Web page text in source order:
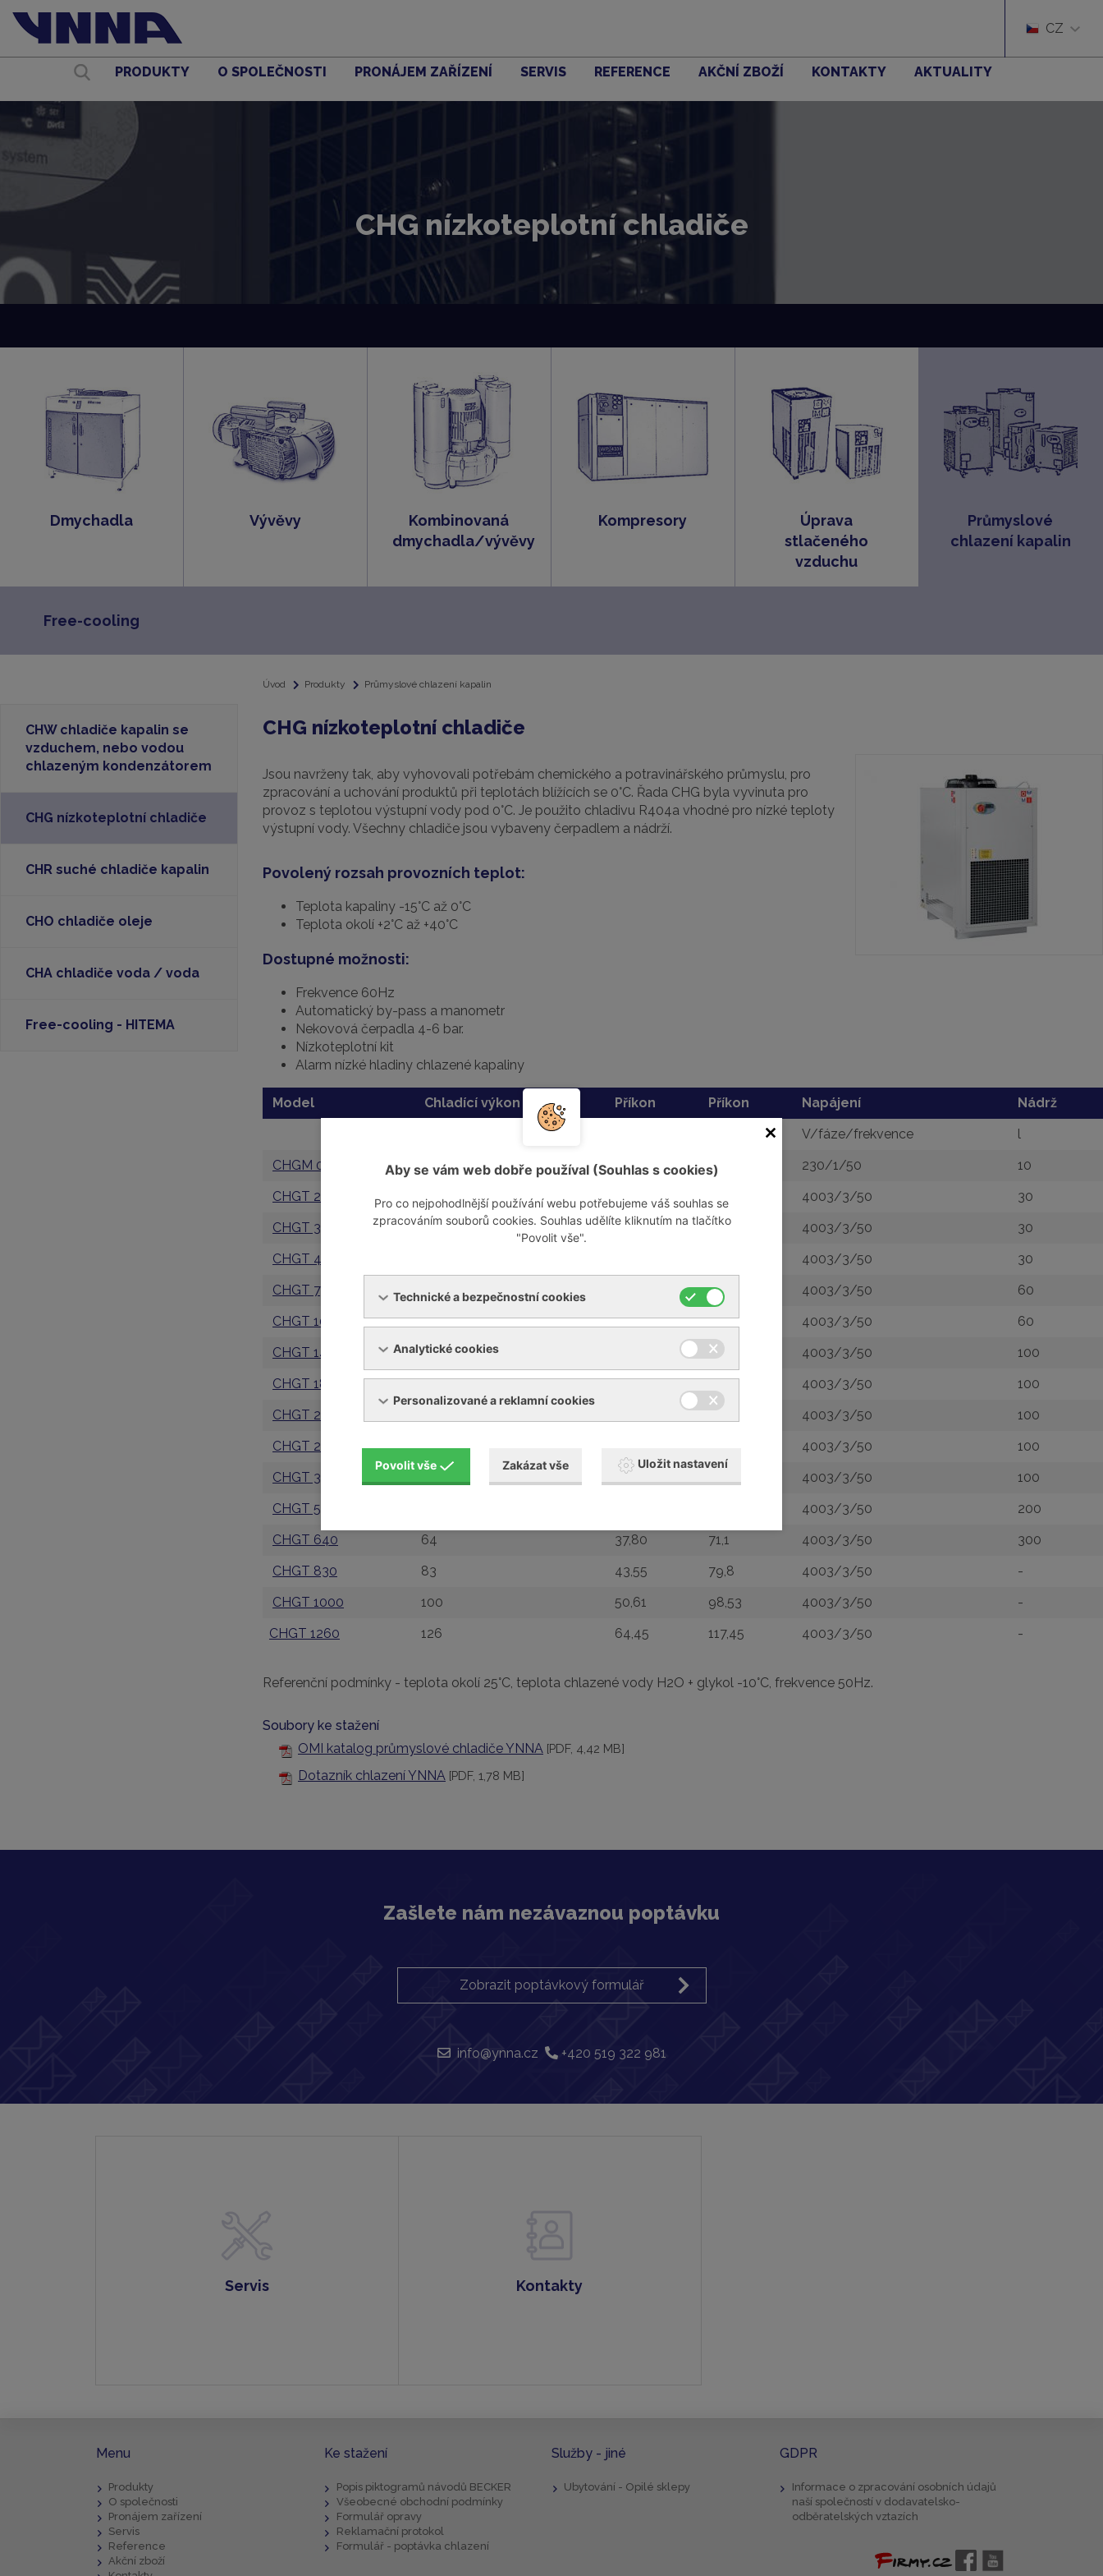
CZ
PRODUKTY O SPOLEČNOSTI PRONÁJEM ZAŘÍZENÍ SERVIS REFERENCE AKČNÍ ZBOŽÍ KONTAKTY AKTUALITY
CHG nízkoteplotní chladiče
Dmychadla Vývěvy
Kombinovaná
dmychadla/vývěvy
Kompresory
Úprava
stlačeného
vzduchu
Průmyslové
chlazení kapalin
Free-cooling
Úvod Produkty Průmyslové chlazení kapalin
CHG nízkoteplotní chladiče
Jsou navrženy tak, aby vyhovovali potřebám chemického a potravinářského průmyslu, pro
zpracování a uchování produktů při teplotách blížících se 0°C. Řada CHG byla vyvinuta pro
provoz s teplotou výstupní vody pod 0°C. Je použito chladivu R404a vhodné pro nízké teploty
výstupní vody. Všechny chladiče jsou vybaveny čerpadlem a nádrží.
Povolený rozsah provozních teplot:
Teplota kapaliny -15°C až 0°C
Teplota okolí +2°C až +40°C
Dostupné možnosti:
Frekvence 60Hz
Automatický by-pass a manometr
Nekovová čerpadla 4-6 bar.
Nízkoteplotní kit
Alarm nízké hladiny chlazené kapaliny
Model Chladící výkon Příkon Příkon Napájení
Nádrž
V/fáze/frekvence
l
CHGM 08
0,8 1 6,1 230/1/50
10
CHGT 24
2,37 1,82 4003/3/50
30
CHGT 30
3,15 2,22 5,3 4003/3/50
30
CHGT 45
4003/3/50
30
CHGT 75
7,1 10,5 4003/3/50
60
CHGT 100
10,10 6,31 12,8 4003/3/50
60
CHGT 140
13,8 15,6 4003/3/50
100
CHGT 180
18,1 11,29 19,3 4003/3/50
100
CHGT 225
26,8 4003/3/50
100
CHGT 280
27,7 4003/3/50
100
CHGT 365
22,15 4003/3/50
100
CHGT 556
4003/3/50
200
CHGT 640
64 37,80 71,1 4003/3/50
300
CHGT 830
83 43,55 79,8 4003/3/50
-
CHGT 1000
100 50,61 98,53 4003/3/50
-
CHGT 1260
126 64,45 117,45 4003/3/50 -
Referenční podmínky - teplota okolí 25°C, teplota chlazené vody H2O + glykol -10°C, frekvence 50Hz.
Soubory ke stažení
OMI katalog průmyslové chladiče YNNA [PDF, 4,42 MB]
Dotazník chlazení YNNA [PDF, 1,78 MB]
CHW chladiče kapalin se
vzduchem, nebo vodou
chlazeným kondenzátorem
CHG nízkoteplotní chladiče
CHR suché chladiče kapalin
CHO chladiče oleje
CHA chladiče voda / voda
Free-cooling - HITEMA
Zašlete nám nezávaznou poptávku
Zobrazit poptávkový formulář
info@ynna.cz +420 519 322 981
Servis Kontakty
Menu
Produkty
O společnosti
Pronájem zařízení
Servis
Reference
Akční zboží
Ke stažení
Popis piktogramů návodů BECKER
Všeobecné obchodní podmínky
Formulář opravy
Reklamační protokol
Formulář - poptávka chlazení
Služby - jiné
Ubytování - Opilé sklepy
GDPR
Informace o zpracování osobních údajů
naší společností v dodavatelsko-
odběratelských vztazích
Aby se vám web dobře používal (Souhlas s cookies)
Pro co nejpohodlnější používání webu potřebujeme váš souhlas se
zpracováním souborů cookies. Souhlas udělíte kliknutím na tlačítko
"Povolit vše".
Technické a bezpečnostní cookies
Analytické cookies
Personalizované a reklamní cookies
Povolit vše Zakázat vše Uložit nastavení